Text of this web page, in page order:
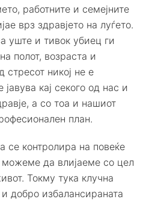
работните и семејните
врз здравјето на луѓето.
уште и тивок убиец ги
полот, возраста и
стресот никој не е
јавува кај секого од нас и
а со тоа и нашиот
план.
се контролира на повеќе
да влијаеме со цел
Токму тука клучна
добро избалансираната